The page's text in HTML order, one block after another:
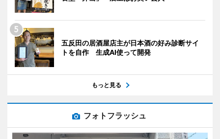
五反田の居酒屋店主が日本酒の好み診断サイ
トを自作 生成AI使って開発
もっと見る
フォトフラッシュ